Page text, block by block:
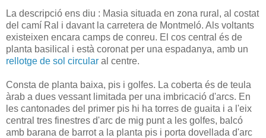
La descripció ens diu : Masia situada en zona rural, al costat
del camí Ral i davant la carretera de Montmeló. Als voltants
existeixen encara camps de conreu. El cos central és de
planta basilical i està coronat per una espadanya, amb un
rellotge de sol circular al centre.
Consta de planta baixa, pis i golfes. La coberta és de teula
àrab a dues vessant limitada per una imbricació d'arcs. En
les cantonades del primer pis hi ha torres de guaita i a l'eix
central tres finestres d'arc de mig punt a les golfes, balcó
amb barana de barrot a la planta pis i porta dovellada d'arc